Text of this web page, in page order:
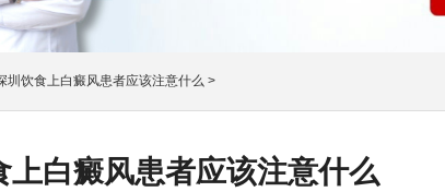
圳饮食上白癜风患者应该注意什么 >
上白癜风患者应该注意什么